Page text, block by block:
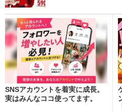
SNSアカウントを着実に成長。
実はみんなココ使ってます。